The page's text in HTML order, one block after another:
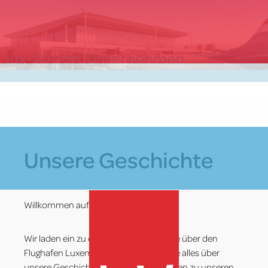
springen
lux-Airport Unternehmen
Unsere Geschichte
Willkommen auf dem Flughafen!
Wir laden ein zu einer Entdeckungsreise über den
Flughafen Luxemburg. Hier erfahren Sie alles über